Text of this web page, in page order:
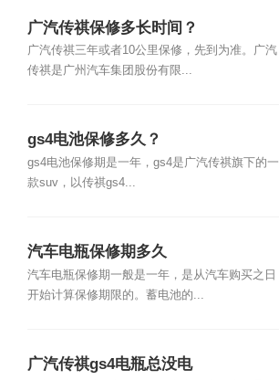
广汽传祺保修多长时间？
广汽传祺三年或者10公里保修，先到为准。广汽
传祺是广州汽车集团股份有限...
gs4电池保修多久？
gs4电池保修期是一年，gs4是广汽传祺旗下的一
款suv，以传祺gs4...
汽车电瓶保修期多久
汽车电瓶保修期一般是一年，是从汽车购买之日
开始计算保修期限的。蓄电池的...
广汽传祺gs4电瓶总没电